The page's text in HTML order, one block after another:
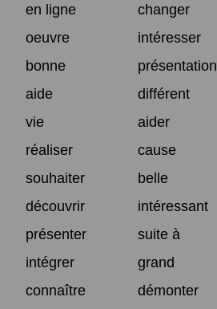
en ligne
changer
oeuvre
intéresser
bonne
présentation
aide
différent
vie
aider
réaliser
cause
souhaiter
belle
découvrir
intéressant
présenter
suite à
intégrer
grand
connaître
démonter